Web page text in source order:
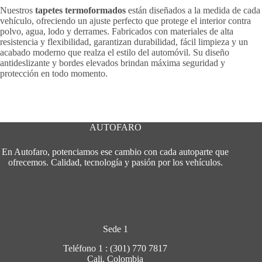
Nuestros tapetes termoformados están diseñados a la medida de cada
vehículo, ofreciendo un ajuste perfecto que protege el interior contra
polvo, agua, lodo y derrames. Fabricados con materiales de alta
resistencia y flexibilidad, garantizan durabilidad, fácil limpieza y un
acabado moderno que realza el estilo del automóvil. Su diseño
antideslizante y bordes elevados brindan máxima seguridad y
protección en todo momento.
AUTOFARO
En Autofaro, potenciamos ese cambio con cada autoparte que
ofrecemos. Calidad, tecnología y pasión por los vehículos.
Sede 1
Teléfono 1 : (301) 770 7817
Cali, Colombia